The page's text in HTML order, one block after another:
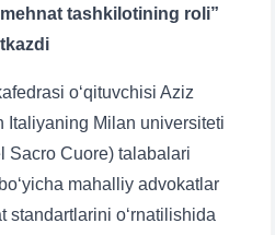
tashkilotining roli”
o‘qituvchisi Aziz
Italiyaning Milan universiteti
Sacro Cuore) talabalari
mahalliy advokatlar
standartlarini o‘rnatilishida